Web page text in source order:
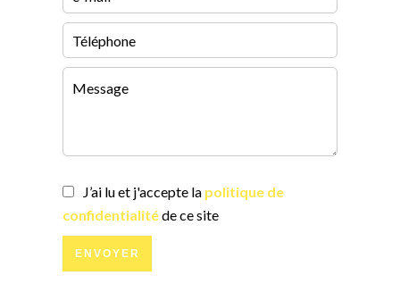
J’ai lu et j'accepte la politique de
confidentialitéde ce site
ENVOYER